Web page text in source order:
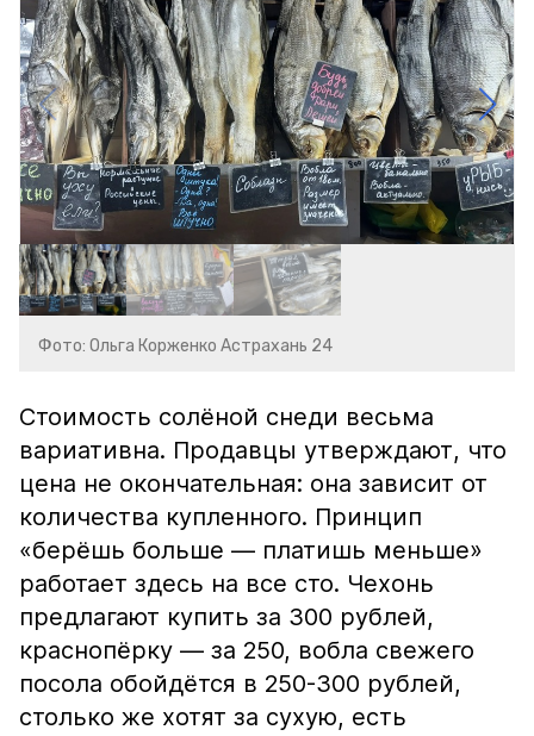
Фото: Ольга Корженко Астрахань 24
Стоимость солёной снеди весьма
вариативна. Продавцы утверждают, что
цена не окончательная: она зависит от
количества купленного. Принцип
«берёшь больше — платишь меньше»
работает здесь на все сто. Чехонь
предлагают купить за 300 рублей,
краснопёрку — за 250, вобла свежего
посола обойдётся в 250-300 рублей,
столько же хотят за сухую, есть